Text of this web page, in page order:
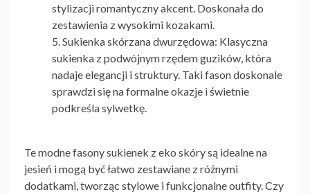
stylizacji romantyczny akcent. Doskonała do
zestawienia z wysokimi kozakami.
Sukienka skórzana dwurzędowa: Klasyczna
sukienka z podwójnym rzędem guzików, która
nadaje elegancji i struktury. Taki fason doskonale
sprawdzi się na formalne okazje i świetnie
podkreśla sylwetkę.
Te modne fasony sukienek z eko skóry są idealne na
jesień i mogą być łatwo zestawiane z różnymi
dodatkami, tworząc stylowe i funkcjonalne outfity. Czy